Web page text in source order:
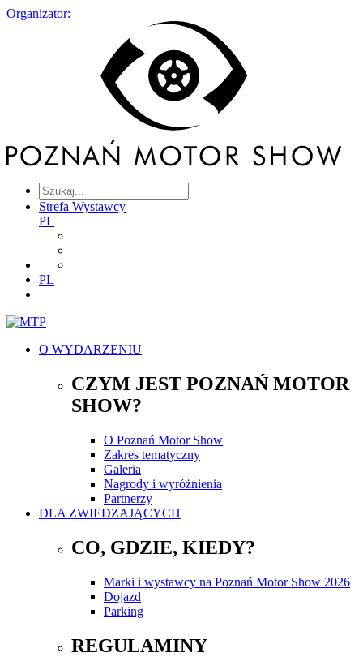
Organizator:
Strefa Wystawcy
PL
PL
O WYDARZENIU
CZYM JEST POZNAŃ MOTOR
SHOW?
O Poznań Motor Show
Zakres tematyczny
Galeria
Nagrody i wyróżnienia
Partnerzy
DLA ZWIEDZAJĄCYCH
CO, GDZIE, KIEDY?
Marki i wystawcy na Poznań Motor Show 2026
Dojazd
Parking
REGULAMINY